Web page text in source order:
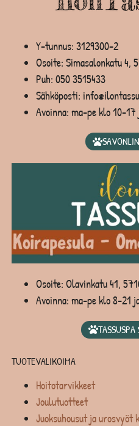
Y-tunnus: 3129300-2
Osoite: Simasalonkatu 4,
Puh: 050 3515433
Sähköposti:
Avoinna: ma-pe klo 10-17
Osoite: Olavinkatu 41,
Avoinna: ma-pe klo 8-21
TUOTEVALIKOIMA
Hoitotarvikkeet
Joulutuotteet
Juoksuhousut ja urosvyöt